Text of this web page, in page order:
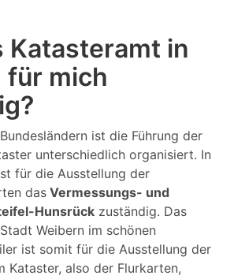
Katasteramt in
für mich
ist die Führung der
unterschiedlich organisiert. In
für die Ausstellung der
das Vermessungs- und
Hunsrück zuständig. Das
Weibern im schönen
ist somit für die Ausstellung der
Kataster, also der Flurkarten,